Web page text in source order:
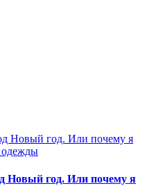
Новый год. Или почему я